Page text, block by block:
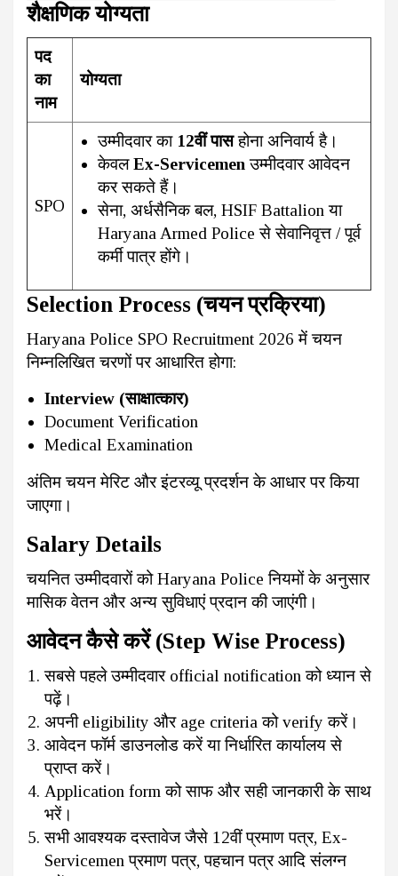
शैक्षणिक योग्यता
पद
का
नाम
योग्यता
SPO
उम्मीदवार का 12वीं पासहोना अनिवार्य है।
केवलEx-Servicemen उम्मीदवार आवेदन
कर सकते हैं।
सेना, अर्धसैनिक बल, HSIF Battalion या
Haryana Armed Police से सेवानिवृत्त / पूर्व
कर्मी पात्र होंगे।
Selection Process (चयन प्रक्रिया)
Haryana Police SPO Recruitment 2026 में चयन
निम्नलिखित चरणों पर आधारित होगा:
Interview (साक्षात्कार)
Document Verification
Medical Examination
अंतिम चयन मेरिट और इंटरव्यू प्रदर्शन के आधार पर किया
जाएगा।
Salary Details
चयनित उम्मीदवारों को Haryana Police नियमों के अनुसार
मासिक वेतन और अन्य सुविधाएं प्रदान की जाएंगी।
आवेदन कैसे करें (Step Wise Process)
सबसे पहले उम्मीदवार official notification को ध्यान से
पढ़ें।
अपनी eligibility और age criteria को verify करें।
आवेदन फॉर्म डाउनलोड करें या निर्धारित कार्यालय से
प्राप्त करें।
Application form को साफ और सही जानकारी के साथ
भरें।
सभी आवश्यक दस्तावेज जैसे 12वीं प्रमाण पत्र, Ex-
Servicemen प्रमाण पत्र, पहचान पत्र आदि संलग्न